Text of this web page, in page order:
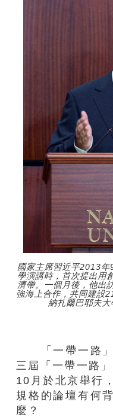
國家主席習近平2013
學演講時，首次提出用
濟帶。一個月後，他出
強海上合作，共同建設
納扎爾巴耶夫大
「一帶一路」
三屆「一帶一路
10月於北京舉行
規格的論壇有何
麼？